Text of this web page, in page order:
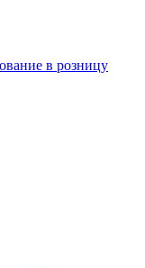
в розницу